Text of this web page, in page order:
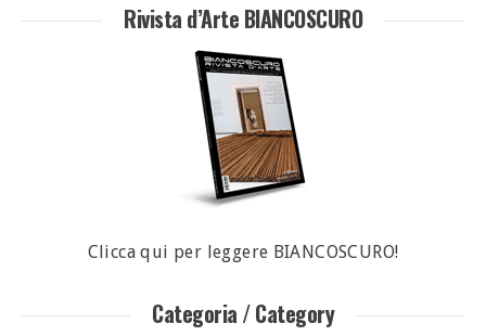
Rivista d’Arte BIANCOSCURO
Clicca qui per leggere BIANCOSCURO!
Categoria / Category